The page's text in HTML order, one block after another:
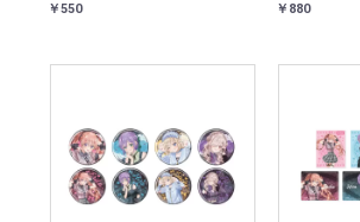
￥550 ￥880